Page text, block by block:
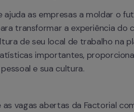
ajuda as empresas a moldar o
transformar a experiência do
de seu local de trabalho na
importantes,
e sua cultura.
as vagas abertas da Factorial